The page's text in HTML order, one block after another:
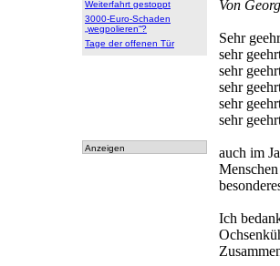
Von
Sehr
sehr
sehr
sehr
sehr
sehr
auch im
Ich
Weiterfahrt gestoppt
3000-Euro-Schaden
„wegpolieren“?
Tage der offenen Tür
Anzeigen